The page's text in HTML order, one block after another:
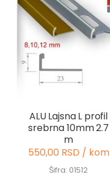
ALU Lajsna L profil
srebrna 10mm 2.7
m
550,00 RSD / kom
Šifra: 01512